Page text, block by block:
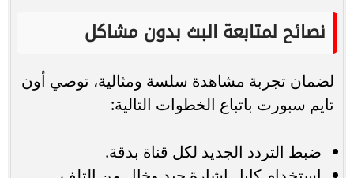
نصائح لمتابعة البث بدون مشاكل
لضمان تجربة مشاهدة سلسة ومثالية، توصي أون
تايم سبورت باتباع الخطوات التالية:
ضبط التردد الجديد لكل قناة بدقة.